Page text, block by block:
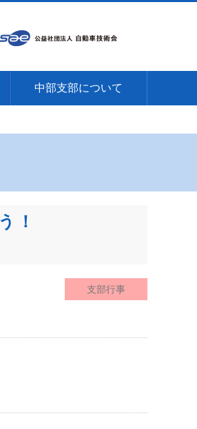
中部支部について
！
支部行事